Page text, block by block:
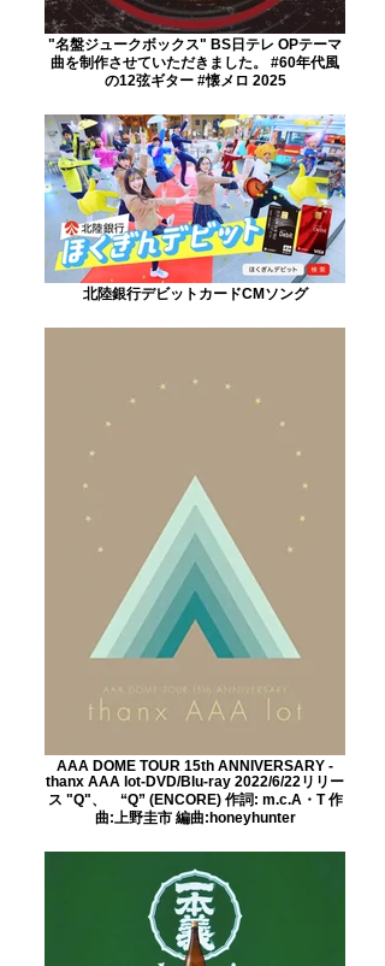
"名盤ジュークボックス" BS日テレ OPテーマ
曲を制作させていただきました。 #60年代風
の12弦ギター #懐メロ 2025
北陸銀行デビットカードCMソング
AAA DOME TOUR 15th ANNIVERSARY -
thanx AAA lot-DVD/Blu-ray 2022/6/22リリー
ス "Q"、 “Q” (ENCORE) 作詞: m.c.A・T 作
曲:上野圭市 編曲:honeyhunter